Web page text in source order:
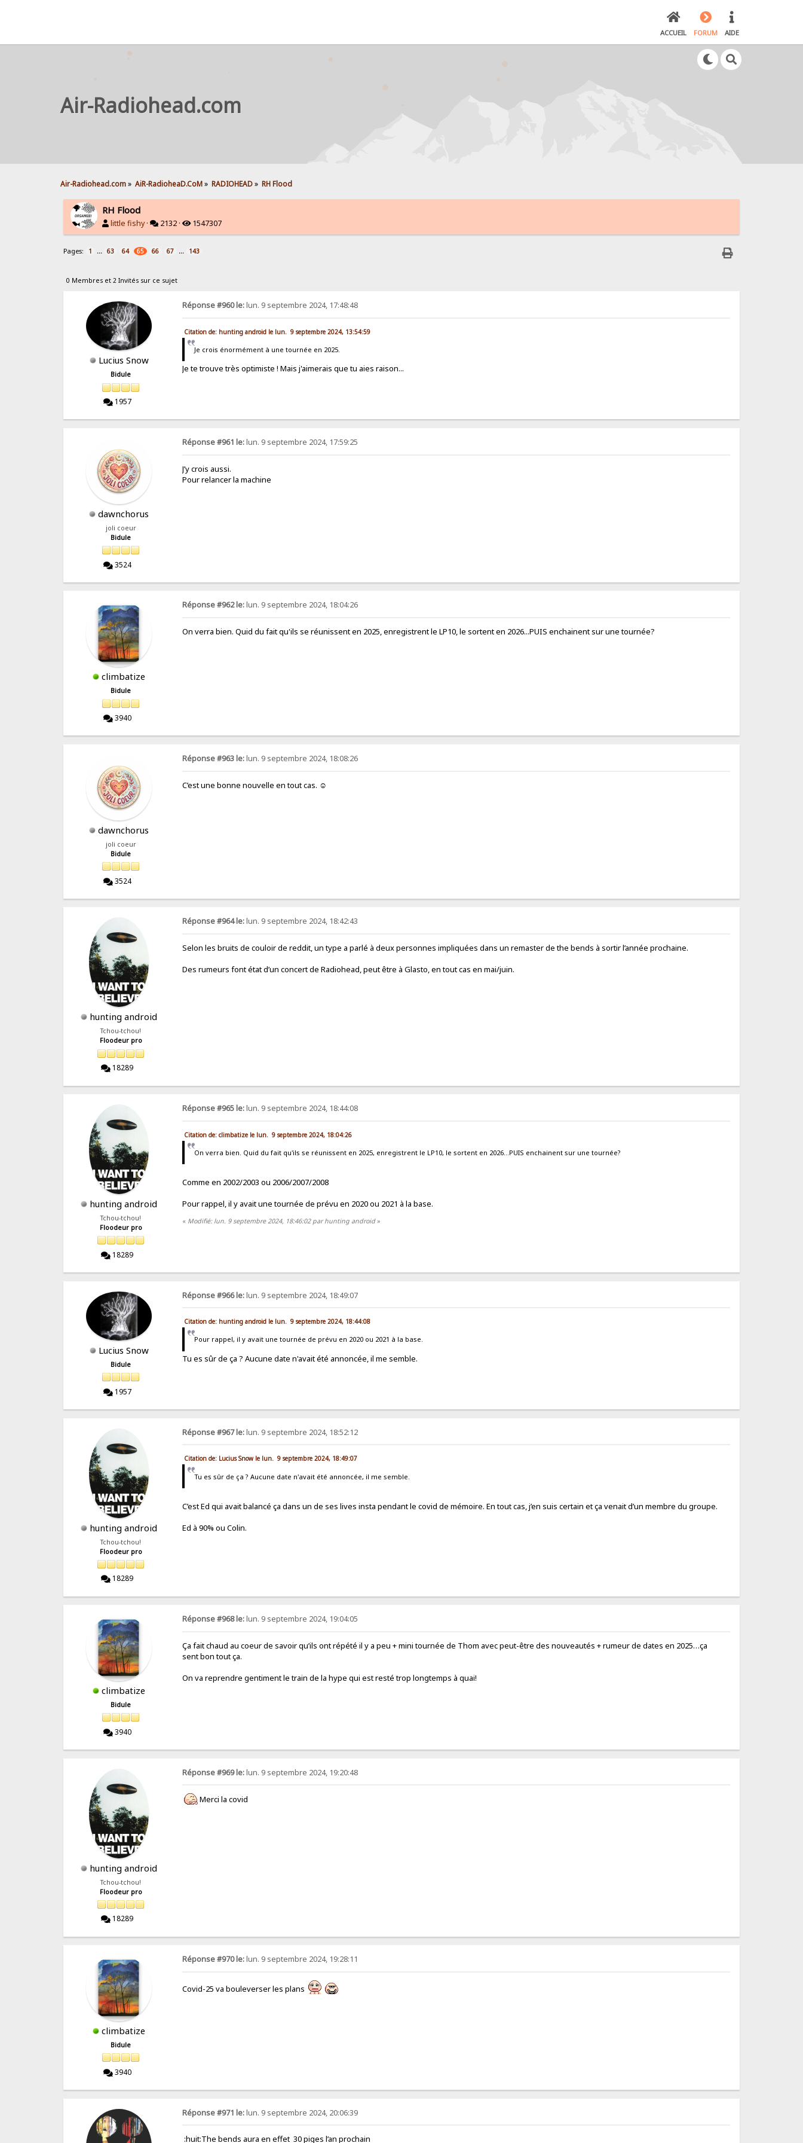
ACCUEIL FORUM AIDE
Air-Radiohead.com
Air-Radiohead.com» AiR-RadioheaD.CoM» RADIOHEAD» RH Flood
RH Flood
little fishy· 2132 · 1547307
Pages: 1 ... 63 64 65 66 67 ... 143
0 Membres et 2 Invités sur ce sujet
Lucius Snow
Bidule
1957
Réponse #960 le:lun. 9 septembre 2024, 17:48:48
Citation de: hunting android le lun. 9 septembre 2024, 13:54:59
Je crois énormément à une tournée en 2025.
Je te trouve très optimiste ! Mais j'aimerais que tu aies raison...
dawnchorus
joli coeur
Bidule
3524
Réponse #961 le:lun. 9 septembre 2024, 17:59:25
J’y crois aussi.
Pour relancer la machine
climbatize
Bidule
3940
Réponse #962 le:lun. 9 septembre 2024, 18:04:26
On verra bien. Quid du fait qu'ils se réunissent en 2025, enregistrent le LP10, le sortent en 2026...PUIS enchainent sur une tournée?
dawnchorus
joli coeur
Bidule
3524
Réponse #963 le:lun. 9 septembre 2024, 18:08:26
C’est une bonne nouvelle en tout cas. ☺️
hunting android
Tchou-tchou!
Floodeur pro
18289
Réponse #964 le:lun. 9 septembre 2024, 18:42:43
Selon les bruits de couloir de reddit, un type a parlé à deux personnes impliquées dans un remaster de the bends à sortir l’année prochaine.
Des rumeurs font état d’un concert de Radiohead, peut être à Glasto, en tout cas en mai/juin.
hunting android
Tchou-tchou!
Floodeur pro
18289
Réponse #965 le:lun. 9 septembre 2024, 18:44:08
Citation de: climbatize le lun. 9 septembre 2024, 18:04:26
On verra bien. Quid du fait qu'ils se réunissent en 2025, enregistrent le LP10, le sortent en 2026...PUIS enchainent sur une tournée?
Comme en 2002/2003 ou 2006/2007/2008
Pour rappel, il y avait une tournée de prévu en 2020 ou 2021 à la base.
« Modifié: lun. 9 septembre 2024, 18:46:02 par hunting android»
Lucius Snow
Bidule
1957
Réponse #966 le:lun. 9 septembre 2024, 18:49:07
Citation de: hunting android le lun. 9 septembre 2024, 18:44:08
Pour rappel, il y avait une tournée de prévu en 2020 ou 2021 à la base.
Tu es sûr de ça ? Aucune date n'avait été annoncée, il me semble.
hunting android
Tchou-tchou!
Floodeur pro
18289
Réponse #967 le:lun. 9 septembre 2024, 18:52:12
Citation de: Lucius Snow le lun. 9 septembre 2024, 18:49:07
Tu es sûr de ça ? Aucune date n'avait été annoncée, il me semble.
C’est Ed qui avait balancé ça dans un de ses lives insta pendant le covid de mémoire. En tout cas, j’en suis certain et ça venait d’un membre du groupe.
Ed à 90% ou Colin.
climbatize
Bidule
3940
Réponse #968 le:lun. 9 septembre 2024, 19:04:05
Ça fait chaud au coeur de savoir qu’ils ont répété il y a peu + mini tournée de Thom avec peut-être des nouveautés + rumeur de dates en 2025…ça
sent bon tout ça.
On va reprendre gentiment le train de la hype qui est resté trop longtemps à quai!
hunting android
Tchou-tchou!
Floodeur pro
18289
Réponse #969 le:lun. 9 septembre 2024, 19:20:48
Merci la covid
climbatize
Bidule
3940
Réponse #970 le:lun. 9 septembre 2024, 19:28:11
Covid-25 va bouleverser les plans
Réponse #971 le:lun. 9 septembre 2024, 20:06:39
:huit:The bends aura en effet 30 piges l’an prochain